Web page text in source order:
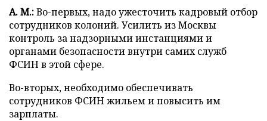
А. М.:Во-первых, надо ужесточить кадровый отбор
сотрудников колоний. Усилить из Москвы
контроль за надзорными инстанциями и
органами безопасности внутри самих служб
ФСИН в этой сфере.
Во-вторых, необходимо обеспечивать
сотрудников ФСИН жильем и повысить им
зарплаты.